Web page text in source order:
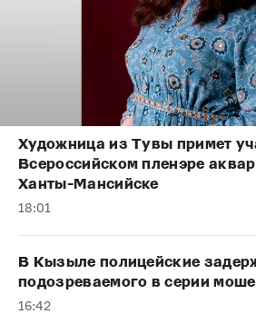
Художница из Тувы примет
Всероссийском пленэре
Ханты-Мансийске
18:01
В Кызыле полицейские
подозреваемого в серии
16:42